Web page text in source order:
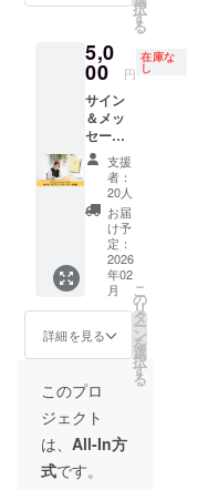
乗せ
12,900
円上乗
せ＝3冊
上乗せ
※送料・
税込み
※通常販
売価格
は1冊
5,000円
の予定
です
での掲
能で
す。 ※
掲載す
るお名
前、
URLを
備考欄
に必ず
ご記入
くださ
い。 上
乗せ支
援で、
冊数を
増やせ
ます！
4,300円
＝1冊上
乗せ
8,600円
上乗せ
＝2冊上
乗せ
12,900
成版に
たしま
す。
‐HAPP
A
NOTE（
ハッパ
ノー
ト）
✕10冊
※掲載箇
所、サ
イズは
こちら
にお任
せくだ
さい。
※ニック
載も可
能で
す。 ※
掲載す
るロゴ
とQR
択
す
る
5,0
00 円
在庫な
し
サイン
＆メッ
セージ
入り
HAPPA
NOTE（
ハッパ
ノー
ト）完
成版
HAPPA
NOTE（
ハッパ
ノー
ト）に
サイン
とメッ
セージ
を手書
きさせ
支援
者：
20人
お届
け予
定：
2026
年02
月
詳細を見る
こ
の
リ
タ
ー
ン
を
選
択
す
る
このプロ
ジェクト
は、 All-In方
式です。